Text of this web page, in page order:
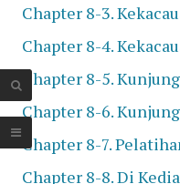
Chapter 8-3.
Chapter 8-4.
Chapter 8-5.
Chapter 8-6.
Chapter 8-7.
Chapter 8-8. Di